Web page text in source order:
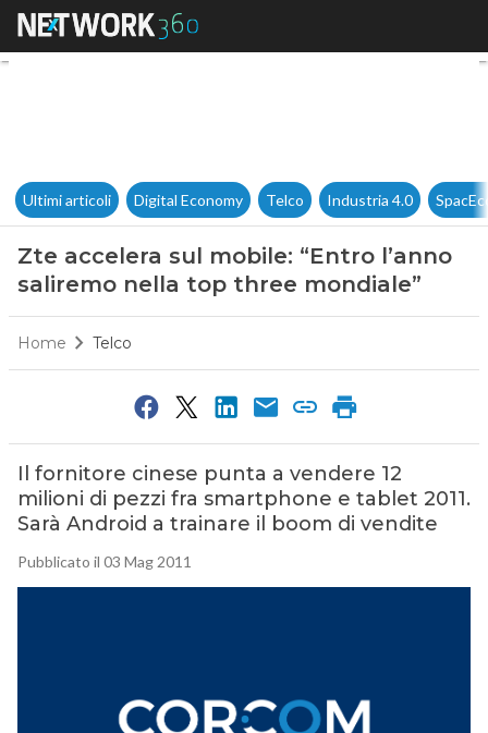
Zte accelera sul mobile:
Ultimi articoli Digital Economy Telco Industria 4.0
Zte accelera sul mobile: “Entro l’anno
saliremo nella top three mondiale”
Home Telco
Il fornitore cinese punta a vendere 12
milioni di pezzi fra smartphone e tablet 2011.
Sarà Android a trainare il boom di vendite
Pubblicato il 03 Mag 2011